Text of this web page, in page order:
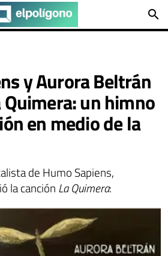
search
y Aurora Beltrán
un himno
en medio de la
de Humo Sapiens,
la canción La Quimera: